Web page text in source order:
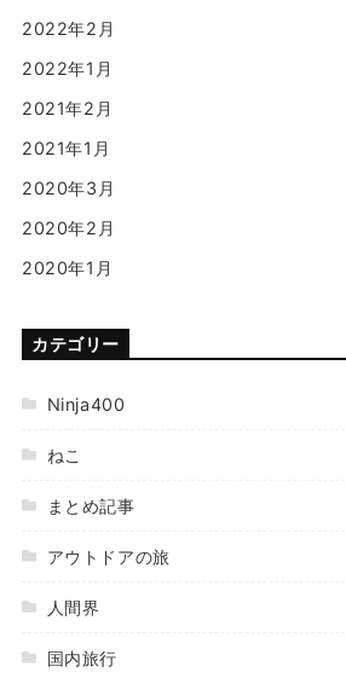
2022年2月
2022年1月
2021年2月
2021年1月
2020年3月
2020年2月
2020年1月
カテゴリー
Ninja400
ねこ
まとめ記事
アウトドアの旅
人間界
国内旅行